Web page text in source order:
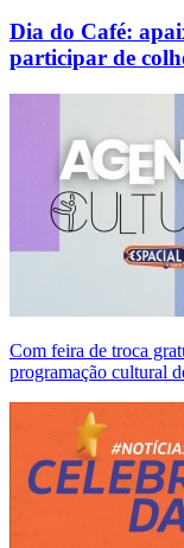
Dia do Café:
participar de
Com feira de troca
programação cultural